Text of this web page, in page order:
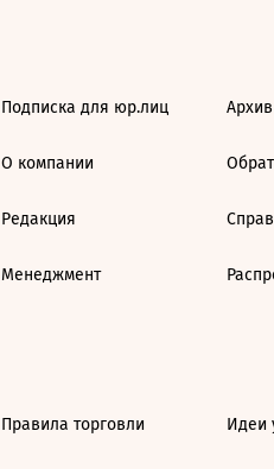
Подписка для юр.лиц
О компании
Редакция
Менеджмент
Архив
Правила торговли Идеи